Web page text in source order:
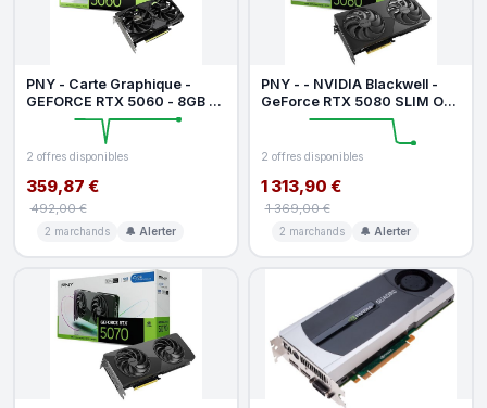
PNY - Carte Graphique -
GEFORCE RTX 5060 - 8GB -
Dual Fan - DLSS 4
2 offres disponibles
359,87 €
492,00 €
2 marchands 🔔 Alerter
PNY - - NVIDIA Blackwell -
GeForce RTX 5080 SLIM OC
Dual Fan - 16 Go
2 offres disponibles
1 313,90 €
1 369,00 €
2 marchands 🔔 Alerter